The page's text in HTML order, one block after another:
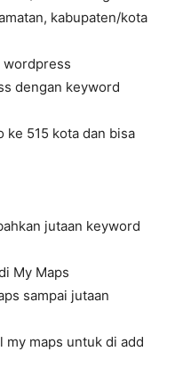
kabupaten/kota
wordpress
dengan keyword
ke 515 kota dan bisa
jutaan keyword
My Maps
sampai jutaan
my maps untuk di add